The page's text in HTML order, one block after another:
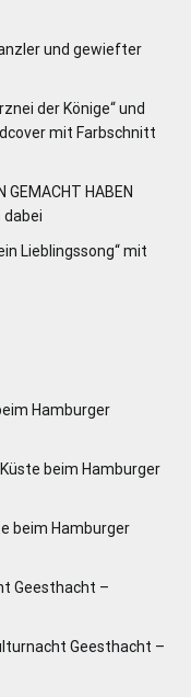
und gewiefter
der Könige“ und
mit Farbschnitt
GEMACHT HABEN
dabei
Lieblingssong“ mit
Hamburger
beim Hamburger
beim Hamburger
Geesthacht –
Geesthacht –